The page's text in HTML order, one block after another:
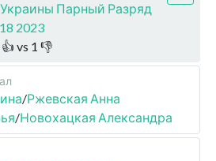
Парный Разряд
2023
👍 vs 1 👎
/Ржевская Анна
/Новохацкая Александра